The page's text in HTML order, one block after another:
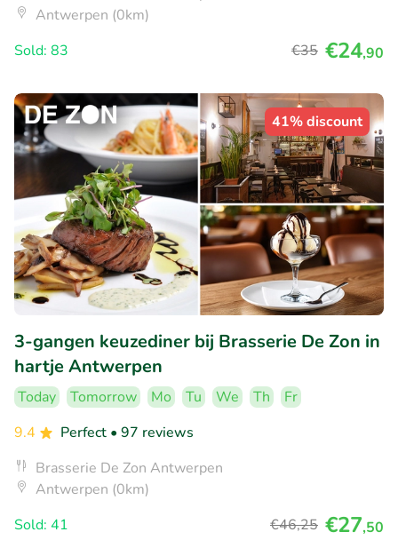
Antwerpen (0km)
Sold: 83
€35 €24,90
41% discount
3-gangen keuzediner bij Brasserie De Zon in
hartje Antwerpen
Today Tomorrow Mo Tu We Th
Fr
9.4
Perfect • 97 reviews
Brasserie De Zon Antwerpen
Antwerpen (0km)
Sold: 41
€46,25 €27,50